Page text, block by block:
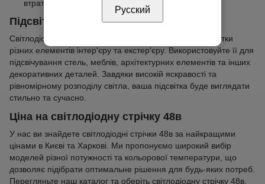
втрати яскравості.
Підсвітка діодною стрічкою 48в
Світлодіодна стрічка 48в ідеально підходить для підсвітки
різних елементів інтер'єру та екстер'єру. Використовуйте її для
підсвічування стель, меблів, архітектурних елементів та інших
декоративних деталей. Завдяки високій яскравості та
рівномірному розподілу світла, ваша підсвітка буде виглядати
стильно та сучасно.
Ціна на світлодіодну стрічку 48в
У нас ви знайдете світлодіодні стрічки 48в за найкращими
цінами в Києві та Харкові. Ми пропонуємо широкий вибір
моделей різної потужності та кольорової температури, що
дозволяє підібрати оптимальне рішення для будь-яких потреб.
Перегляньте наш каталог та оберіть світлодіодну стрічку 48в,
Русский